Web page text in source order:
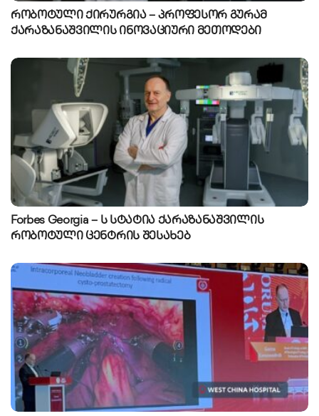
რობოტული ქირურგია – პროფესორ გურამ
ქარაზანაშვილის ინოვაციური მეთოდები
Forbes Georgia – ს სტატია ქარაზანაშვილის
რობოტული ცენტრის შესახებ